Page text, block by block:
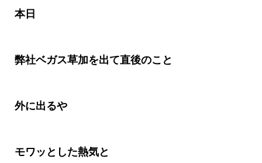
本日
弊社ベガス草加を出て直後のこと
外に出るや
モワッとした熱気と